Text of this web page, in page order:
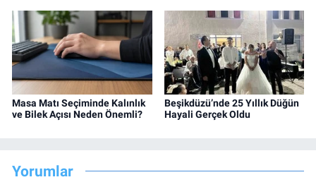
Masa Matı Seçiminde Kalınlık
ve Bilek Açısı Neden Önemli?
Beşikdüzü’nde 25 Yıllık Düğün
Hayali Gerçek Oldu
Yorumlar